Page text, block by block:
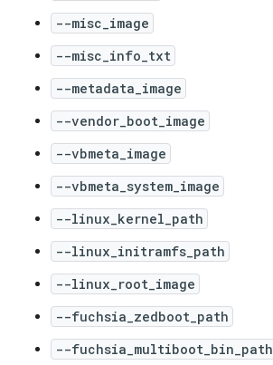
--misc_image
--misc_info_txt
--metadata_image
--vendor_boot_image
--vbmeta_image
--vbmeta_system_image
--linux_kernel_path
--linux_initramfs_path
--linux_root_image
--fuchsia_zedboot_path
--fuchsia_multiboot_bin_path